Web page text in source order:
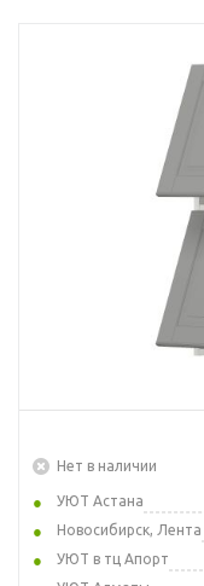
Нет в наличии
УЮТ Астана
Новосибирск, Лента
УЮТ в тц Апорт